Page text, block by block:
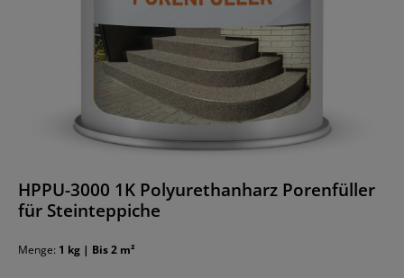
Monate Lagergarantie in dunklen, trockenen Räumen
Lieferumfang Stammkomponente Härterkomponente
HPPU-3000 1K Polyurethanharz Porenfüller
für Steinteppiche
Menge: 1 kg | Bis 2 m²